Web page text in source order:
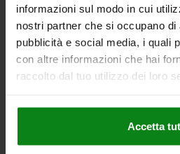
informazioni sul modo in cui
nostri partner che si occupano di
pubblicità e social media, i quali
con altre informazioni che hai
raccolto dal tuo utilizzo dei loro
Accetta
SCARICARE
Altri clienti